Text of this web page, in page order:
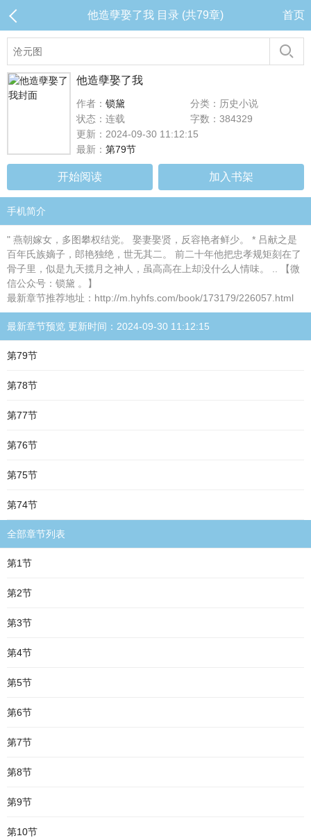
他造孽娶了我 目录 (共79章) 首页
他造孽娶了我
作者： 锁黛
分类：历史小说
状态：连载
字数：384329
更新：2024-09-30 11:12:15
最新： 第79节
开始阅读 加入书架
手机简介
" 燕朝嫁女，多图攀权结党。 娶妻娶贤，反容艳者鲜少。 * 吕献之是
百年氏族嫡子，郎艳独绝，世无其二。 前二十年他把忠孝规矩刻在了
骨子里，似是九天揽月之神人，虽高高在上却没什么人情味。 .. 【微
信公众号：锁黛 。】
最新章节推荐地址：http://m.hyhfs.com/book/173179/226057.html
最新章节预览 更新时间：2024-09-30 11:12:15
第79节
第78节
第77节
第76节
第75节
第74节
全部章节列表
第1节
第2节
第3节
第4节
第5节
第6节
第7节
第8节
第9节
第10节